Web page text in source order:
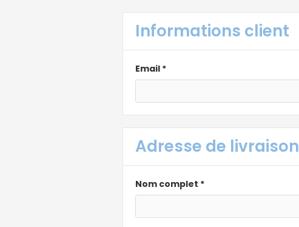
Informations client
Email *
Adresse de livraison
Nom complet *